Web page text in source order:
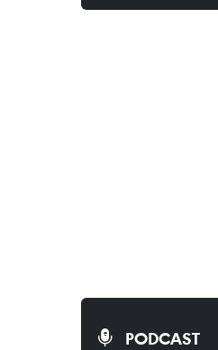
PODCAST